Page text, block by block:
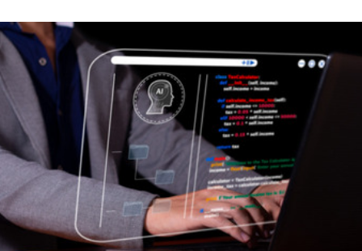
Imagem: Envato Elements
No próximo dia 17 de abril, aLIMRA, organização